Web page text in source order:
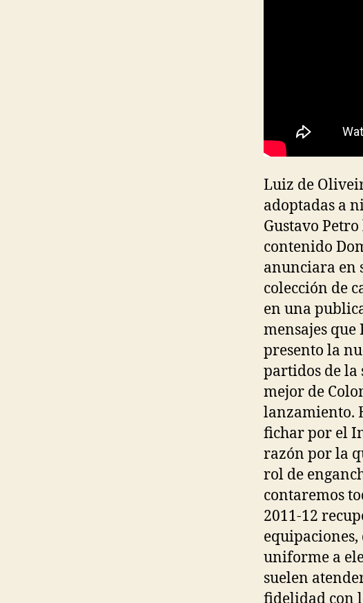
Luiz de
adoptadas a
Gustavo
contenido
anunciara en
colección de
en una
mensajes que
presento la
partidos de la
mejor de
lanzamiento.
fichar por el
razón por la
rol de
contaremos
2011-12
uniforme a
suelen
fidelidad con